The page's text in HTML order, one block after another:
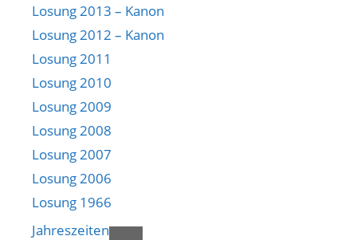
Losung 2013 – Kanon
Losung 2012 – Kanon
Losung 2011
Losung 2010
Losung 2009
Losung 2008
Losung 2007
Losung 2006
Losung 1966
Jahreszeiten